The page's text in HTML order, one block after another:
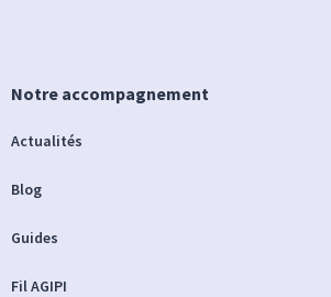
Notre accompagnement
Actualités
Blog
Guides
Fil AGIPI